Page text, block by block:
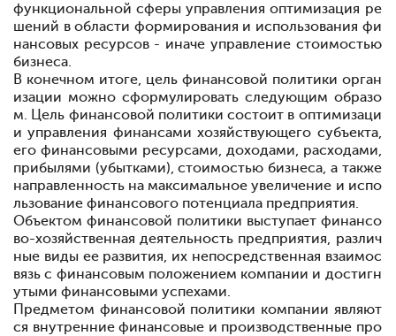
функциональной сферы управленияоптимизация ре
шений в области формирования и использования фи
нансовых ресурсов - иначе управление стоимостью
бизнеса.
В конечном итоге, цель финансовой политики орган
изации можно сформулировать следующим образо
м. Цель финансовой политики состоит в оптимизаци
и управления финансами хозяйствующего субъекта,
его финансовыми ресурсами, доходами, расходами,
прибылями (убытками), стоимостью бизнеса, а также
направленность на максимальное увеличение и испо
льзование финансового потенциала предприятия.
Объектом финансовой политики выступает финансо
во-хозяйственная деятельность предприятия, различ
ные виды ее развития, их непосредственная взаимос
вязь с финансовым положением компании и достигн
утыми финансовыми успехами.
Предметом финансовой политики компании являют
ся внутренние финансовые и производственные про